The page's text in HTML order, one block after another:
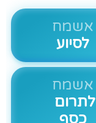
אשמח
לסיוע
אשמח
לתרום
כסף